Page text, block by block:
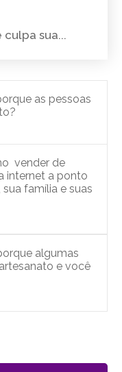
sua...
as pessoas
vender de
internet a ponto
família e suas
algumas
e você